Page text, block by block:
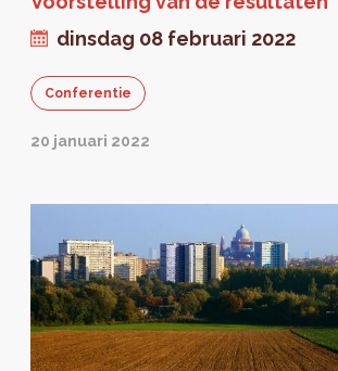
dinsdag 08 februari 2022
Conferentie
20 januari 2022